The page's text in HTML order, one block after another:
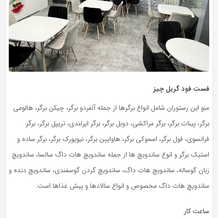
فست فود گریل چیز
منو این رستوران شامل انواع برگرها از جمله آلفردو برگر، چیکن برگر، هالومی
برگر، پینات برگر، برگر مراکشی، دوبل برگر، برگر ایرلندی، تریپل برگر، برگر
فرانسوی، فول برگر، اسموکی برگر، هاوایین برگر، نیویورک برگر، برگر ساده و
استیک برگر و انوع ساندویچ ها از جمله ساندویچ هات داگ سالسا، ساندویچ
زبان گوساله، ساندویچ هات داگ، ساندویچ گردن گوسفندی، ساندویچ دنده و
ساندویچ هات داگ مخصوص و انواع سالادها و پیش غذاها است.
ساعت کار